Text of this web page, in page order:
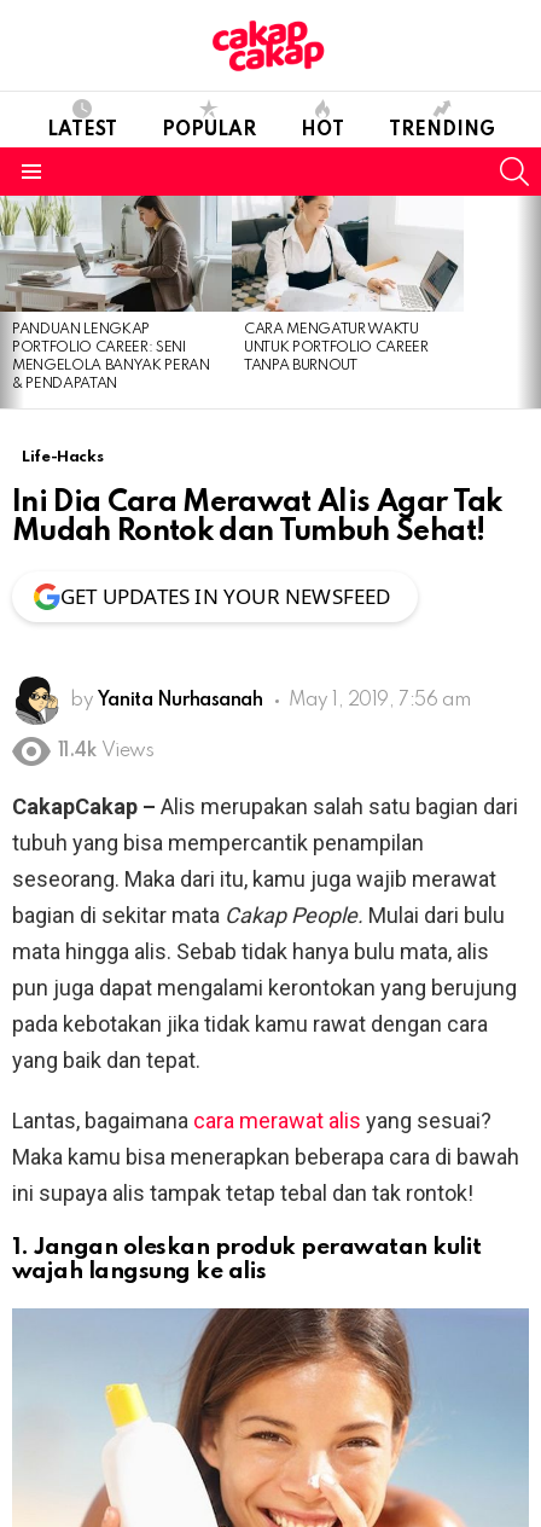
LATEST POPULAR HOT TRENDING
LATEST
STORIES
PANDUAN LENGKAP
PORTFOLIO CAREER: SENI
MENGELOLA BANYAK PERAN
& PENDAPATAN
CARA MENGATUR WAKTU
UNTUK PORTFOLIO CAREER
TANPA BURNOUT
Life-Hacks
Ini Dia Cara Merawat Alis Agar Tak
Mudah Rontok dan Tumbuh Sehat!
GET UPDATES IN YOUR NEWSFEED
by Yanita Nurhasanah May 1, 2019, 7:56 am
11.4k Views
CakapCakap – Alis merupakan salah satu bagian dari
tubuh yang bisa mempercantik penampilan
seseorang. Maka dari itu, kamu juga wajib merawat
bagian di sekitar mata Cakap People. Mulai dari bulu
mata hingga alis. Sebab tidak hanya bulu mata, alis
pun juga dapat mengalami kerontokan yang berujung
pada kebotakan jika tidak kamu rawat dengan cara
yang baik dan tepat.
Lantas, bagaimana cara merawat alis yang sesuai?
Maka kamu bisa menerapkan beberapa cara di bawah
ini supaya alis tampak tetap tebal dan tak rontok!
1. Jangan oleskan produk perawatan kulit
wajah langsung ke alis